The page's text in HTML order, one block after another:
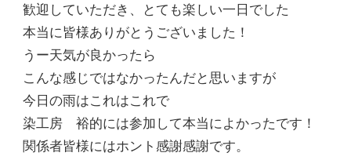
歓迎していただき、とても楽しい一日でした
本当に皆様ありがとうございました！
うー天気が良かったら
こんな感じではなかったんだと思いますが
今日の雨はこれはこれで
染工房 裕的には参加して本当によかったです！
関係者皆様にはホント感謝感謝です。